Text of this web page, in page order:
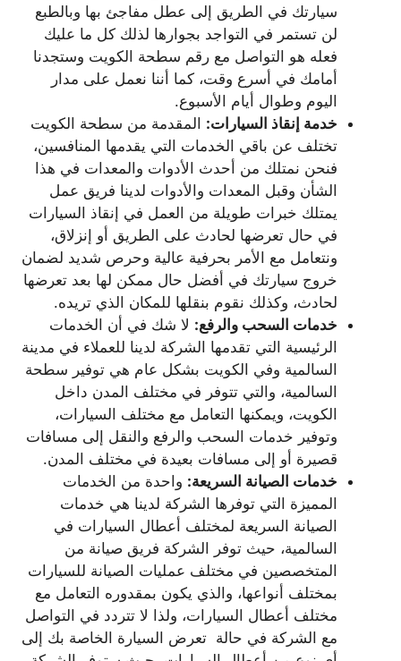
سيارتك في الطريق إلى عطل مفاجئ بها وبالطبع
لن تستمر في التواجد بجوارها لذلك كل ما عليك
فعله هو التواصل مع رقم سطحة الكويت وستجدنا
أمامك في أسرع وقت، كما أننا نعمل على مدار
اليوم وطوال أيام الأسبوع.
خدمة إنقاذ السيارات: المقدمة من سطحة الكويت
تختلف عن باقي الخدمات التي يقدمها المنافسين،
فنحن نمتلك من أحدث الأدوات والمعدات في هذا
الشأن وقبل المعدات والأدوات لدينا فريق عمل
يمتلك خبرات طويلة من العمل في إنقاذ السيارات
في حال تعرضها لحادث على الطريق أو إنزلاق،
ونتعامل مع الأمر بحرفية عالية وحرص شديد لضمان
خروج سيارتك في أفضل حال ممكن لها بعد تعرضها
لحادث، وكذلك نقوم بنقلها للمكان الذي تريده.
خدمات السحب والرفع: لا شك في أن الخدمات
الرئيسية التي تقدمها الشركة لدينا للعملاء في مدينة
السالمية وفي الكويت بشكل عام هي توفير سطحة
السالمية، والتي تتوفر في مختلف المدن داخل
الكويت، ويمكنها التعامل مع مختلف السيارات،
وتوفير خدمات السحب والرفع والنقل إلى مسافات
قصيرة أو إلى مسافات بعيدة في مختلف المدن.
خدمات الصيانة السريعة: واحدة من الخدمات
المميزة التي توفرها الشركة لدينا هي خدمات
الصيانة السريعة لمختلف أعطال السيارات في
السالمية، حيث توفر الشركة فريق صيانة من
المتخصصين في مختلف عمليات الصيانة للسيارات
بمختلف أنواعها، والذي يكون بمقدوره التعامل مع
مختلف أعطال السيارات، ولذا لا تتردد في التواصل
مع الشركة في حالة تعرض السيارة الخاصة بك إلى